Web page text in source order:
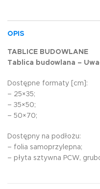
OPIS
TABLICE BUDOWLANE
Tablica budowlana –
Dostępne formaty [cm]:
– 25×35;
– 35×50;
– 50×70;
Dostępny na podłożu:
– folia samoprzylepna;
– płyta sztywna PCW,